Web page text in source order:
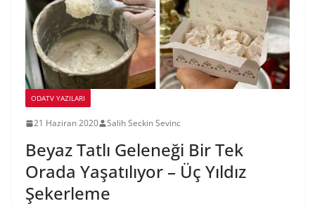
ODATV YAZILARI
21 Haziran 2020 Salih Seckin Sevinc
Beyaz Tatlı Geleneği Bir Tek
Orada Yaşatılıyor – Üç Yıldız
Şekerleme